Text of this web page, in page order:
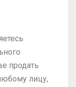
продать
лицу,